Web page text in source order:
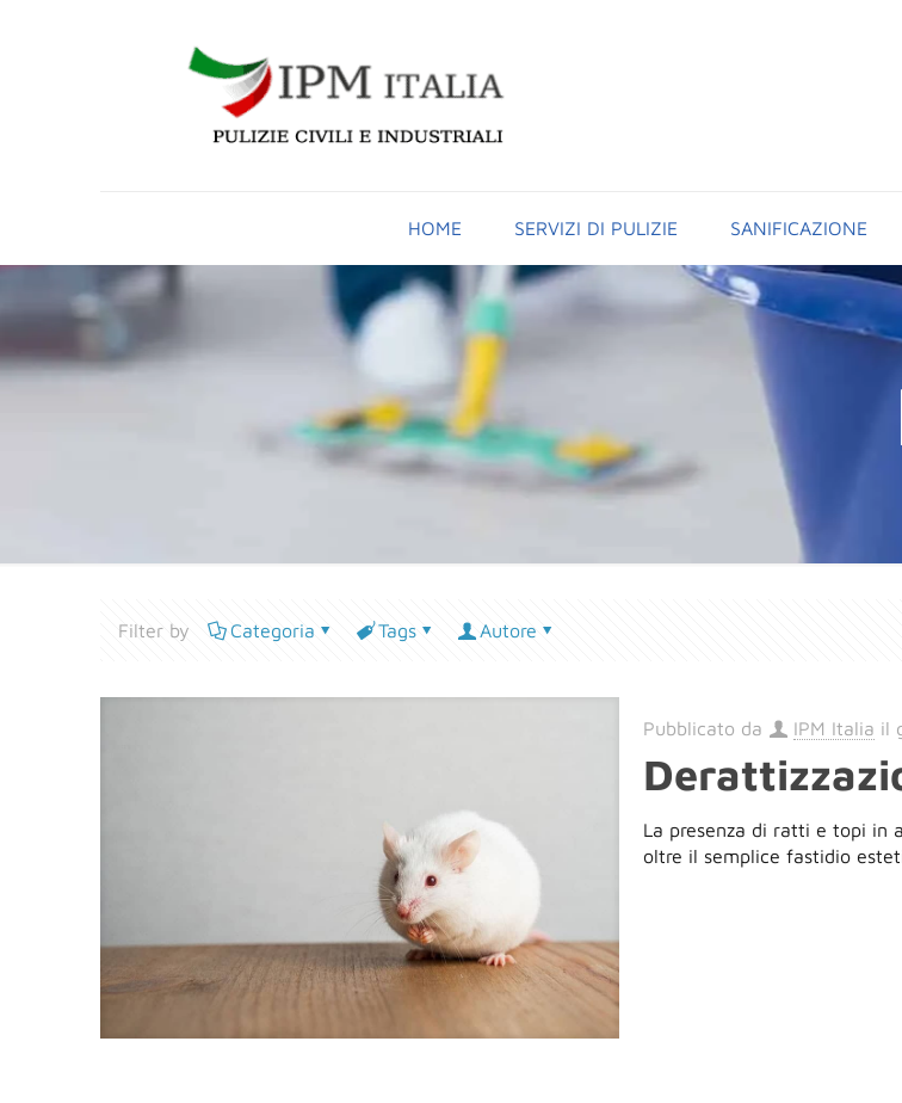
HOME SERVIZI DI PULIZIE SANIFICAZIONE
Filter by Categoria Tags Autore
Pubblicato da IPM Italia il
La presenza di ratti e topi in
oltre il semplice fastidio